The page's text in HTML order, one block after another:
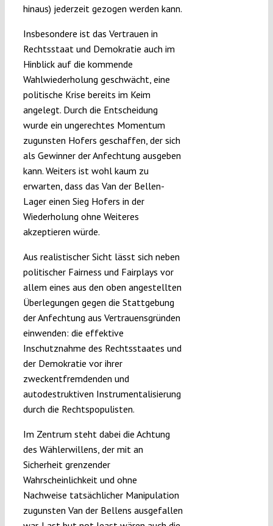
hinaus) jederzeit gezogen werden kann.
Insbesondere ist das Vertrauen in
Rechtsstaat und Demokratie auch im
Hinblick auf die kommende
Wahlwiederholung geschwächt, eine
politische Krise bereits im Keim
angelegt. Durch die Entscheidung
wurde ein ungerechtes Momentum
zugunsten Hofers geschaffen, der sich
als Gewinner der Anfechtung ausgeben
kann. Weiters ist wohl kaum zu
erwarten, dass das Van der Bellen-
Lager einen Sieg Hofers in der
Wiederholung ohne Weiteres
akzeptieren würde.
Aus realistischer Sicht lässt sich neben
politischer Fairness und Fairplays vor
allem eines aus den oben angestellten
Überlegungen gegen die Stattgebung
der Anfechtung aus Vertrauensgründen
einwenden: die effektive
Inschutznahme des Rechtsstaates und
der Demokratie vor ihrer
zweckentfremdenden und
autodestruktiven Instrumentalisierung
durch die Rechtspopulisten.
Im Zentrum steht dabei die Achtung
des Wählerwillens, der mit an
Sicherheit grenzender
Wahrscheinlichkeit und ohne
Nachweise tatsächlicher Manipulation
zugunsten Van der Bellens ausgefallen